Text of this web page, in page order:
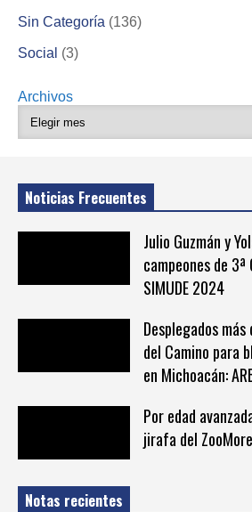
Sin Categoría (136)
Social (3)
Archivos
Noticias Frecuentes
Julio Guzmán y
campeones de
SIMUDE 2024
Desplegados
del Camino para
en Michoacán:
Por edad
jirafa del
Notas recientes